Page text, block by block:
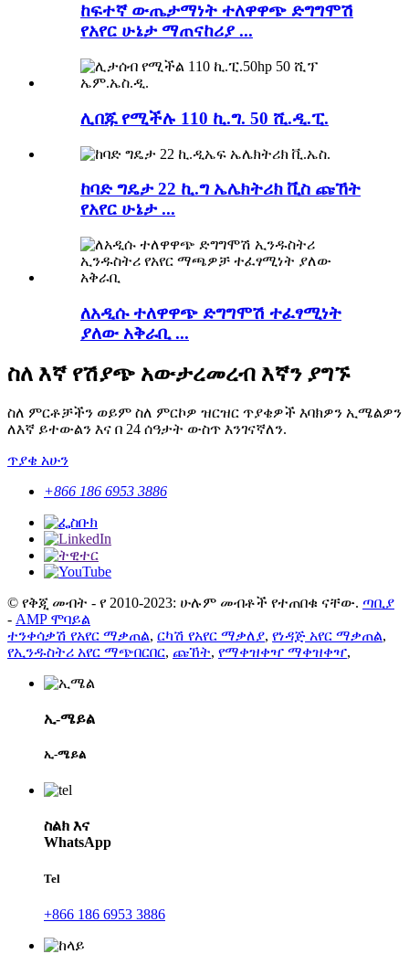
ከፍተኛ ውጤታማነት ተለዋዋጭ ድግግሞሽ
የአየር ሁኔታ ማጠናከሪያ ...
ሊበጁ የሚችሉ 110 ኪ.ግ. 50 ሺ.ዲ.ፒ.
ከባድ ግዴታ 22 ኪ.ግ ኤሌክትሪክ ቪስ ጩኸት
የአየር ሁኔታ ...
ለአዲሱ ተለዋዋጭ ድግግሞሽ ተፈፃሚነት
ያለው አቅራቢ ...
ስለ እኛ የሽያጭ አውታረመረብ እኛን ያግኙ
ስለ ምርቶቻችን ወይም ስለ ምርኮዎ ዝርዝር ጥያቄዎች እባክዎን ኢሜልዎን
ለእኛ ይተውልን እና በ 24 ሰዓታት ውስጥ እንገናኛለን.
ጥያቄ አሁን
+866 186 6953 3886
© የቅጂ መብት - የ 2010-2023: ሁሉም መብቶች የተጠበቁ ናቸው. ጣቢያ
- AMP ሞባይል
ተንቀሳቃሽ የአየር ማቃጠል, ርካሽ የአየር ማቃለያ, የነዳጅ አየር ማቃጠል,
የኢንዱስትሪ አየር ማጭበርበር, ጩኸት, የማቀዝቀዣ ማቀዝቀዣ,
ኢ-ሜይል
ኢ-ሜይል
ስልክ እና
WhatsApp
Tel
+866 186 6953 3886